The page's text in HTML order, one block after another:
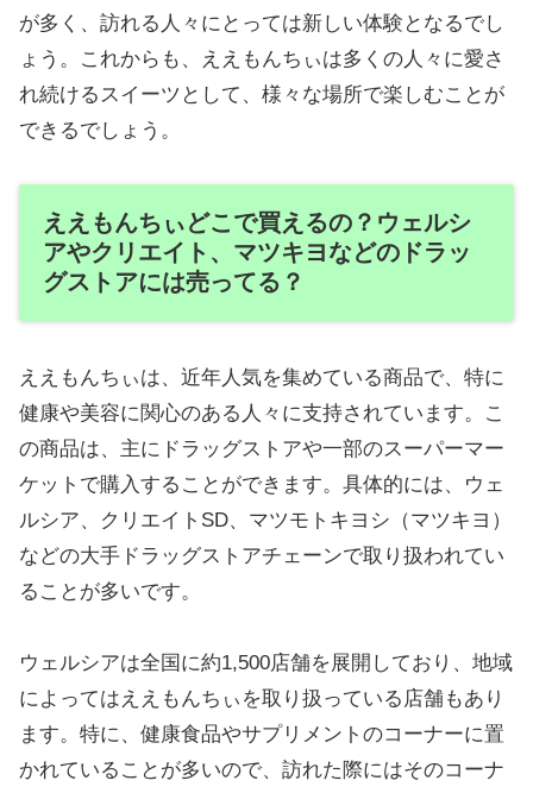
が多く、訪れる人々にとっては新しい体験となるでし
ょう。これからも、ええもんちぃは多くの人々に愛さ
れ続けるスイーツとして、様々な場所で楽しむことが
できるでしょう。
ええもんちぃどこで買えるの？ウェルシ
アやクリエイト、マツキヨなどのドラッ
グストアには売ってる？
ええもんちぃは、近年人気を集めている商品で、特に
健康や美容に関心のある人々に支持されています。こ
の商品は、主にドラッグストアや一部のスーパーマー
ケットで購入することができます。具体的には、ウェ
ルシア、クリエイトSD、マツモトキヨシ（マツキヨ）
などの大手ドラッグストアチェーンで取り扱われてい
ることが多いです。
ウェルシアは全国に約1,500店舗を展開しており、地域
によってはええもんちぃを取り扱っている店舗もあり
ます。特に、健康食品やサプリメントのコーナーに置
かれていることが多いので、訪れた際にはそのコーナ